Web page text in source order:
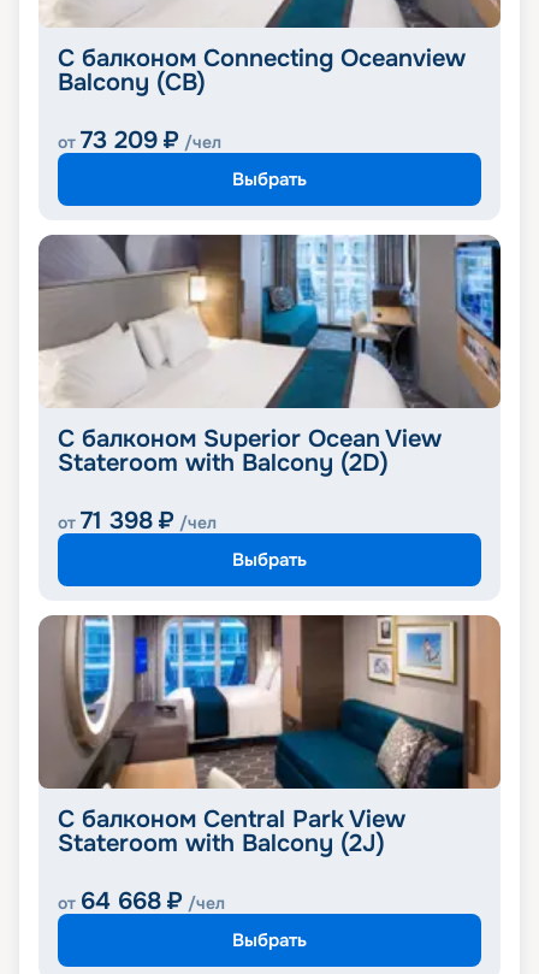
С балконом Connecting Oceanview
Balcony (CB)
от 73 209 ₽ /чел
Выбрать
С балконом Superior Ocean View
Stateroom with Balcony (2D)
от 71 398 ₽ /чел
Выбрать
С балконом Central Park View
Stateroom with Balcony (2J)
от 64 668 ₽ /чел
Выбрать